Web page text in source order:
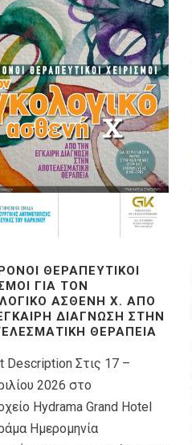
ΘΕΡΑΠΕΥΤΙΚΟΊ
ΓΙΑ ΤΟΝ
ΑΣΘΕΝΉ X. ΑΠΌ
ΔΙΆΓΝΩΣΗ ΣΤΗΝ
ΘΕΡΑΠΕΊΑ
Description Στις 17 –
2026 στο
Hydrama Grand Hotel
Ημερομηνία